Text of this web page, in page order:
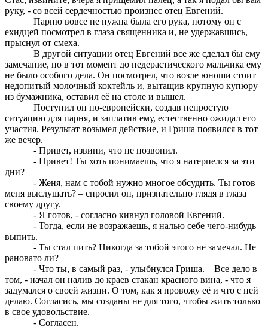
руку, - со всей сердечностью произнес отец Евгений.
Парню вовсе не нужна была его рука, потому он с
ехидцей посмотрел в глаза священника и, не удержавшись,
прыснул от смеха.
В другой ситуации отец Евгений все же сделал бы ему
замечание, но в тот момент до педерастического мальчика ему
не было особого дела. Он посмотрел, что возле юноши стоит
недопитый молочный коктейль и, вытащив крупную купюру
из бумажника, оставил её на столе и вышел.
Поступил он по-европейски, создав непростую
ситуацию для парня, и заплатив ему, естественно ожидал его
участия. Результат возымел действие, и Гриша появился в тот
же вечер.
- Привет, извини, что не позвонил.
- Привет! Ты хоть понимаешь, что я натерпелся за эти
дни?
- Женя, нам с тобой нужно многое обсудить. Ты готов
меня выслушать? – спросил он, признательно глядя в глаза
своему другу.
- Я готов, - согласно кивнул головой Евгений.
- Тогда, если не возражаешь, я налью себе чего-нибудь
выпить.
- Ты стал пить? Никогда за тобой этого не замечал. Не
рановато ли?
- Что ты, в самый раз, - улыбнулся Гриша. – Все дело в
том, - начал он налив до краев стакан красного вина, - что я
задумался о своей жизни. О том, как я провожу её и что с ней
делаю. Согласись, мы созданы не для того, чтобы жить только
в свое удовольствие.
- Согласен.